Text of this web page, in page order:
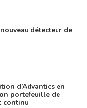
détecteur de
d’Advantics en
portefeuille de
continu